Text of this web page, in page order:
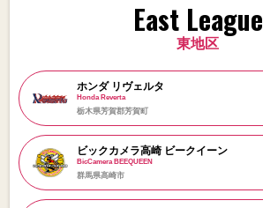
East League
東地区
ホンダ リヴェルタ
Honda Reverta
栃木県芳賀郡芳賀町
ビックカメラ高崎 ビークイーン
BicCamera BEEQUEEN
群馬県高崎市